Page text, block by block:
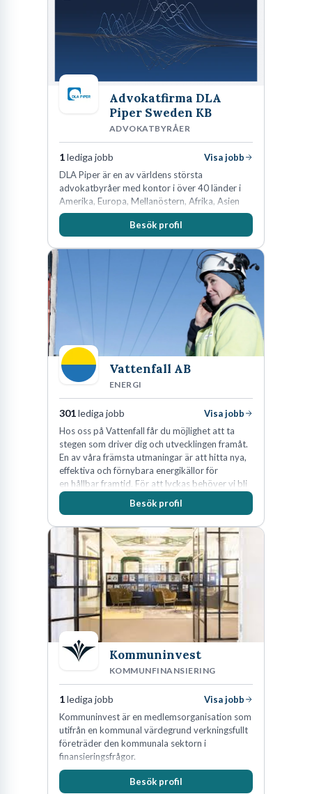
Advokatfirma DLA
Piper Sweden KB
ADVOKATBYRÅER
1lediga jobb
Visa jobb
DLA Piper är en av världens största
advokatbyråer med kontor i över 40 länder i
Amerika, Europa, Mellanöstern, Afrika, Asien
och Oceanien. Vi är specialister inom
affärsjuridikens alla områden och vi har några
fler än 450 jurister på fem kontor i Stockholm,
Köpenhamn, Århus, Oslo och Helsingfors kan vi
på DLA Piper erbjuda våra klienter en unik,
effektiv och gränsöverskridande nordisk
expertis. På vårt kontor i centrala Stockholm är
vi idag drygt 240 medarbetare.
Besök profil
Vattenfall AB
ENERGI
301lediga jobb
Visa jobb
Hos oss på Vattenfall får du möjlighet att ta
stegen som driver dig och utvecklingen framåt.
En av våra främsta utmaningar är att hitta nya,
effektiva och förnybara energikällor för
en hållbar framtid. För att lyckas behöver vi bli
fler medarbetare som vill göra skillnad.
Besök profil
Kommuninvest
KOMMUNFINANSIERING
1lediga jobb
Visa jobb
Kommuninvest är en medlemsorganisation som
utifrån en kommunal värdegrund verkningsfullt
företräder den kommunala sektorn i
finansieringsfrågor.
Besök profil